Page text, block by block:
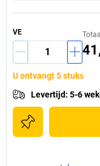
VE
U ontvangt 5 stuks
Levertijd: 5-6